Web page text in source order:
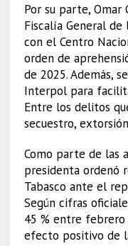
Por su parte, Omar
Fiscalía General
con el Centro
orden de
de 2025. Además,
Interpol para
Entre los delitos
secuestro,
Como parte de las
presidenta ordenó
Tabasco ante el
Según cifras
45 % entre febrero
efecto positivo de